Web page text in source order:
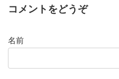
コメントをどうぞ
名前